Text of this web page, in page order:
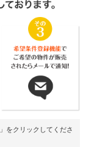
をクリックしてくださ